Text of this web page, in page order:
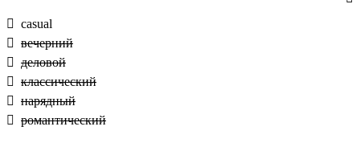
casual
вечерний
деловой
классический
нарядный
романтический